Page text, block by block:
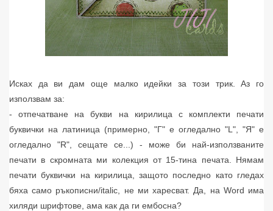
Исках да ви дам още малко идейки за този трик. Аз го
използвам за:
- отпечатване на букви на кирилица с комплекти печати
буквички на латиница (примерно, "Г" е огледално "L", "Я" е
огледално "R", сещате се...) - може би най-използваните
печати в скромната ми колекция от 15-тина печата. Нямам
печати буквички на кирилица, защото последно като гледах
бяха само ръкописни/italic, не ми харесват. Да, на Word има
хиляди шрифтове, ама как да ги ембосна?